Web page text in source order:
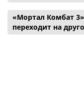
«Мортал Комбат
переходит на